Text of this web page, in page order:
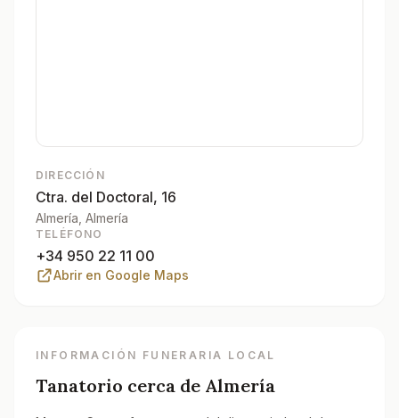
DIRECCIÓN
Ctra. del Doctoral, 16
Almería , Almería
TELÉFONO
+34 950 22 11 00
Abrir en Google Maps
INFORMACIÓN FUNERARIA LOCAL
Tanatorio cerca de Almería